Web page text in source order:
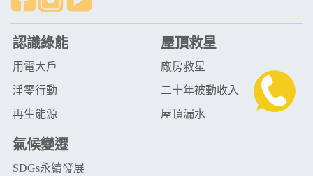
認識綠能
用電大戶
淨零行動
再生能源
屋頂救星
廠房救星
二十年被動收入
屋頂漏水
氣候變遷
SDGs永續發展